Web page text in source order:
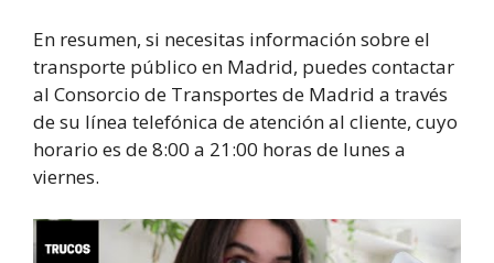
En resumen, si necesitas información sobre el
transporte público en Madrid, puedes contactar
al Consorcio de Transportes de Madrid a través
de su línea telefónica de atención al cliente, cuyo
horario es de 8:00 a 21:00 horas de lunes a
viernes.